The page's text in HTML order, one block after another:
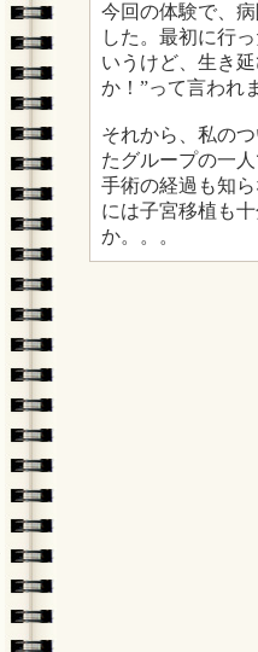
今回の体験で、
した。最初に行
いうけど、生き
か！”って言われ
それから、私の
たグループの一
手術の経過も知
には子宮移植も
か。。。